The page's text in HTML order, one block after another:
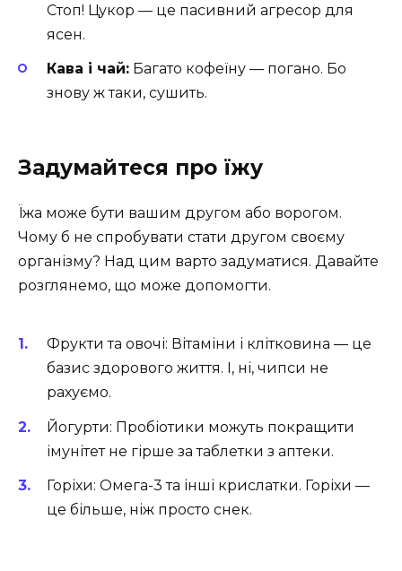
Стоп! Цукор — це пасивний агресор для
ясен.
Кава і чай: Багато кофеїну — погано. Бо
знову ж таки, сушить.
Задумайтеся про їжу
Їжа може бути вашим другом або ворогом.
Чому б не спробувати стати другом своєму
організму? Над цим варто задуматися. Давайте
розглянемо, що може допомогти.
Фрукти та овочі: Вітаміни і клітковина — це
базис здорового життя. І, ні, чипси не
рахуємо.
Йогурти: Пробіотики можуть покращити
імунітет не гірше за таблетки з аптеки.
Горіхи: Омега-3 та інші крислатки. Горіхи —
це більше, ніж просто снек.